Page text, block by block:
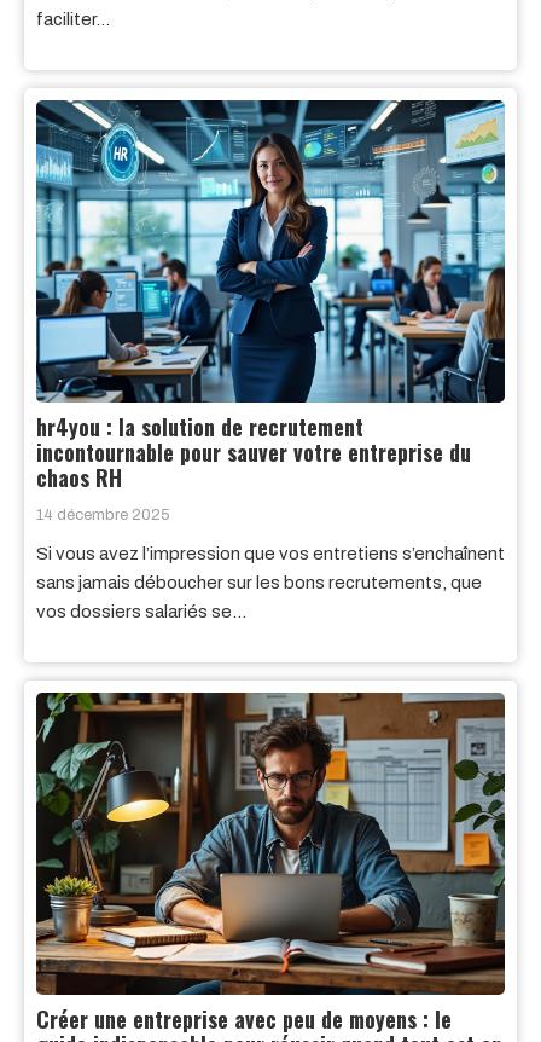
faciliter…
hr4you : la solution de recrutement
incontournable pour sauver votre entreprise du
chaos RH
14 décembre 2025
Si vous avez l’impression que vos entretiens s’enchaînent
sans jamais déboucher sur les bons recrutements, que
vos dossiers salariés se…
Créer une entreprise avec peu de moyens : le